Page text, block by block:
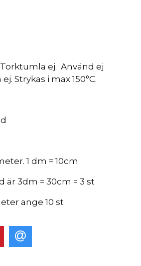
ej. Använd ej
Strykas i max 150°C.
1 dm = 10cm
är 3dm = 30cm = 3 st
ange 10 st